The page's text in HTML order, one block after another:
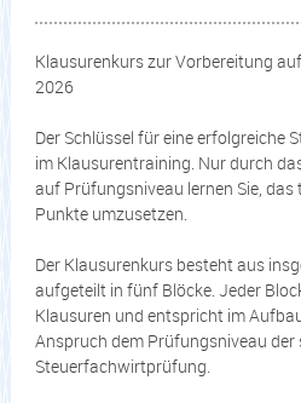
Klausurenkurs zur Vorbereitung
2026
Der Schlüssel für eine erfolgreiche
im Klausurentraining. Nur durch
auf Prüfungsniveau lernen Sie, das
Punkte umzusetzen.
Der Klausurenkurs besteht aus
aufgeteilt in fünf Blöcke. Jeder
Klausuren und entspricht im
Anspruch dem Prüfungsniveau
Steuerfachwirtprüfung.